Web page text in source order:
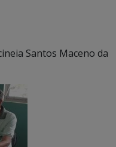
Santos Maceno da